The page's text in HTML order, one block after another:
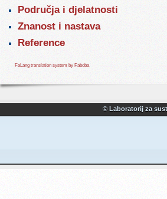
Područja i djelatnosti
Znanost i nastava
Reference
FaLang translation system by Faboba
© Laboratorij za